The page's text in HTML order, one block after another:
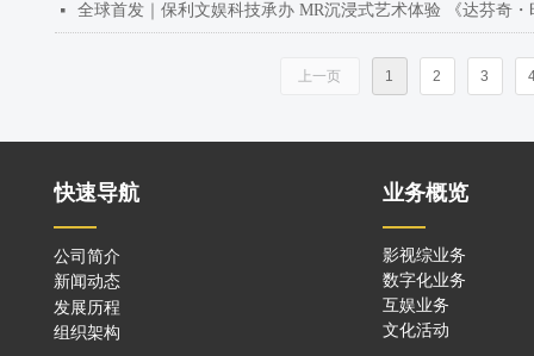
넷 全球首发｜保利文娱科技承办 MR沉浸式艺术体验 《达芬奇・
上一页 1 2 3
业务概览
——
影视综业务
数字化业务
互娱业务
文化活动
快速导航
——
公司简介
新闻动态
发展历程
组织架构